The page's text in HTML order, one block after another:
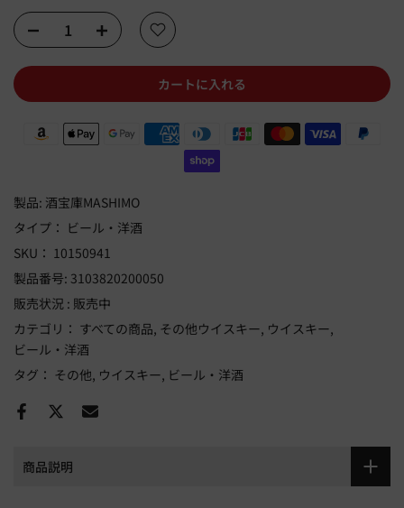
カートに入れる
製品: 酒宝庫MASHIMO
タイプ： ビール・洋酒
SKU： 10150941
製品番号: 3103820200050
販売状況 : 販売中
カテゴリ： すべての商品 その他ウイスキー ウイスキー
ビール・洋酒
タグ： その他 ウイスキー ビール・洋酒
商品説明